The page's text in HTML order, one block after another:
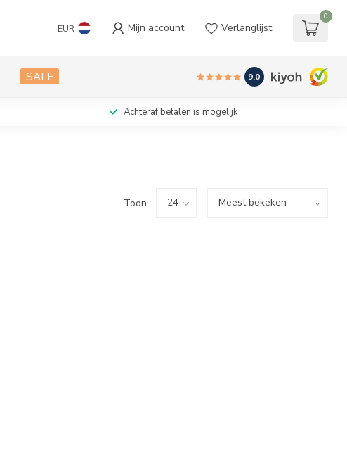
EUR Mijn account Verlanglijst
0
SALE 9.0
Achteraf betalen is mogelijk
Toon: